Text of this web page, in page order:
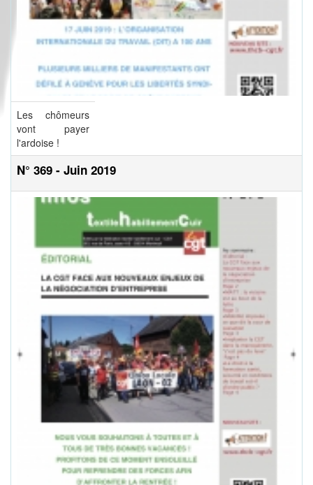
Les chômeurs
vont payer
l'ardoise !
N° 369 - Juin 2019